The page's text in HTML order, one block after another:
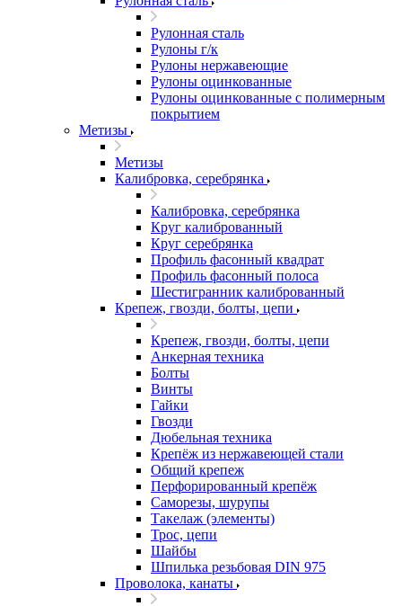
Рулонная сталь
Рулоны г/к
Рулоны нержавеющие
Рулоны оцинкованные
Рулоны оцинкованные с полимерным
покрытием
Метизы
Метизы
Калибровка, серебрянка
Калибровка, серебрянка
Круг калиброванный
Круг серебрянка
Профиль фасонный квадрат
Профиль фасонный полоса
Шестигранник калиброванный
Крепеж, гвозди, болты, цепи
Крепеж, гвозди, болты, цепи
Анкерная техника
Болты
Винты
Гайки
Гвозди
Дюбельная техника
Крепёж из нержавеющей стали
Общий крепеж
Перфорированный крепёж
Саморезы, шурупы
Такелаж (элементы)
Трос, цепи
Шайбы
Шпилька резьбовая DIN 975
Проволока, канаты